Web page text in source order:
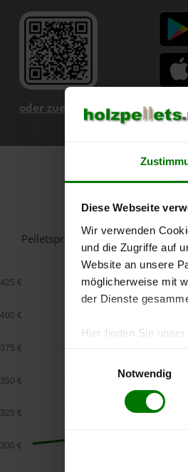
Diese Webseite
Wir verwenden
und die Zugriffe auf
Website an unsere
möglicherweise mit
der Dienste
Hier finden Sie unser
Notwendig
oder zuerst mehr über unsere
Pelletspreise in St. Peter im
300 €
325 €
350 €
375 €
400 €
425 €